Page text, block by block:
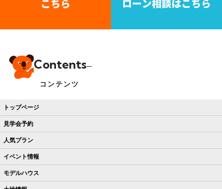
Contents
コンテンツ
トップページ
見学会予約
人気プラン
イベント情報
モデルハウス